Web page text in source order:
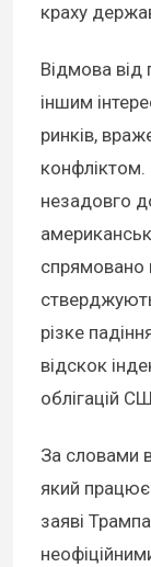
краху
Відмова від
іншим
ринків,
незадовго
спрямовано
різке
відскок
облігацій
За словами
який працює
заяві